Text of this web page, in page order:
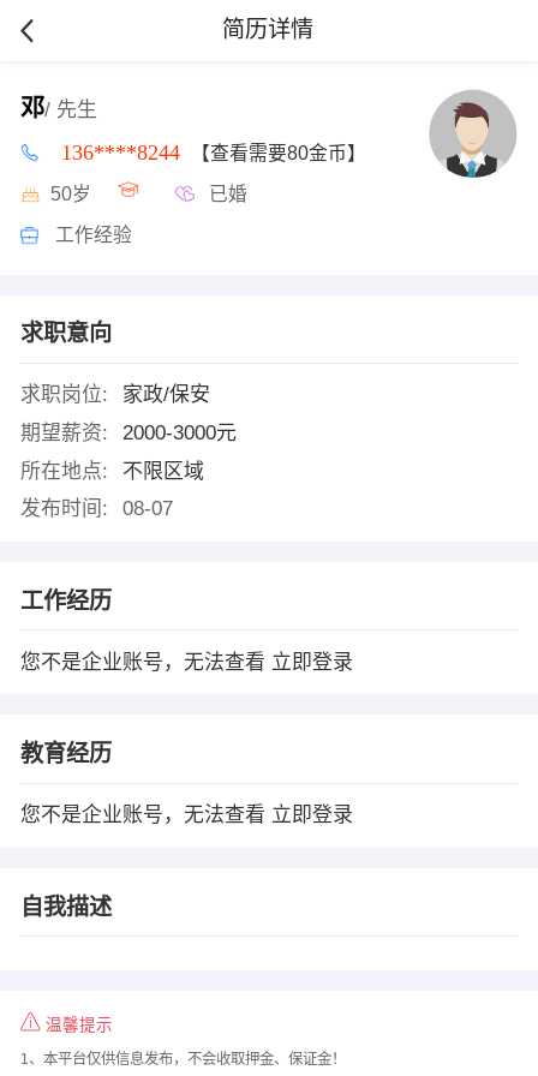
简历详情
邓/ 先生
136****8244 【查看需要80金币】
50岁 已婚
工作经验
求职意向
求职岗位:
家政/保安
期望薪资:
2000-3000元
所在地点:
不限区域
发布时间:
08-07
工作经历
您不是企业账号，无法查看 立即登录
教育经历
您不是企业账号，无法查看 立即登录
自我描述
温馨提示
1、本平台仅供信息发布，不会收取押金、保证金！